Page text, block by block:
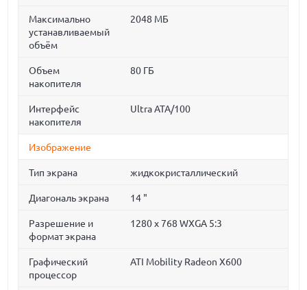
Максимально
устанавливаемый
объём
2048 МБ
Объем
накопителя
80 ГБ
Интерфейс
накопителя
Ultra ATA/100
Изображение
Тип экрана жидкокристаллический
Диагональ экрана 14 "
Разрешение и
формат экрана
1280 x 768 WXGA 5:3
Графический
процессор
ATI Mobility Radeon X600